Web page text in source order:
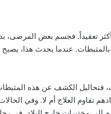
تعقيداً. فجسم بعض المرضى،
عندما يحدث هذا، يصبح
فتحاليل الكشف عن هذه
العلاج أم لا. وفي الحالات